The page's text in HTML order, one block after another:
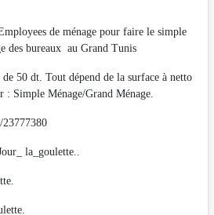
de ménage pour faire le simple
des bureaux au Grand Tunis
50 dt. Tout dépend de la surface à netto
: Simple Ménage/Grand Ménage.
la_goulette..